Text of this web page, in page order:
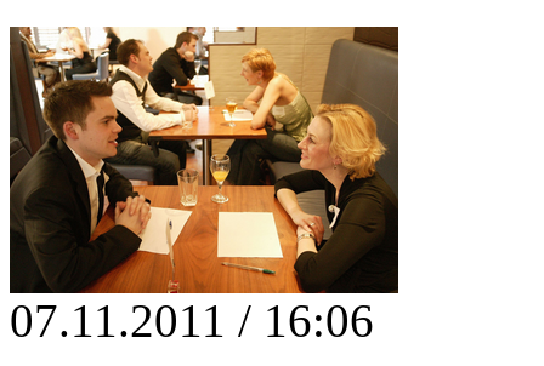
07.11.2011 / 16:06